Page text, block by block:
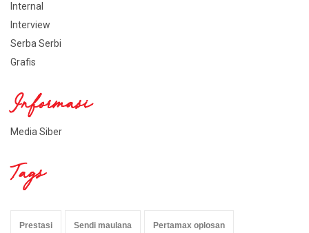
Internal
Interview
Serba Serbi
Grafis
Informasi
Media Siber
Tags
Prestasi Sendi maulana Pertamax oplosan